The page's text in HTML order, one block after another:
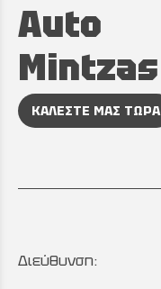
Auto
Mintzas
ΚΑΛΕΣΤΕ ΜΑΣ ΤΩΡΑ
Διεύθυνση: